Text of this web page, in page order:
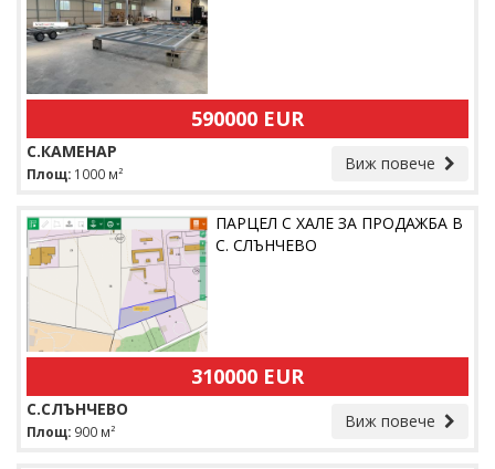
590000 EUR
Виж повече
С.КАМЕНАР
Площ: 1000 м²
ПАРЦЕЛ С ХАЛЕ ЗА ПРОДАЖБА В
С. СЛЪНЧЕВО
310000 EUR
Виж повече
С.СЛЪНЧЕВО
Площ: 900 м²